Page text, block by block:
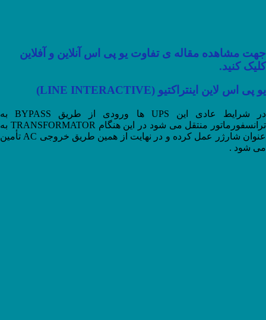
جهت مشاهده مقاله ی تفاوت یو پی اس آنلاین و آفلاین
کلیک کنید.
یو پی اس لاین اینتراکتیو (LINE INTERACTIVE)
در شرایط عادی این UPS ها ورودی از طریق BYPASS به
ترانسفورماتور منتقل می شود در این هنگام TRANSFORMATOR به
عنوان شارژر عمل کرده و در نهایت از همین طریق خروجی AC تأمین
می شود .